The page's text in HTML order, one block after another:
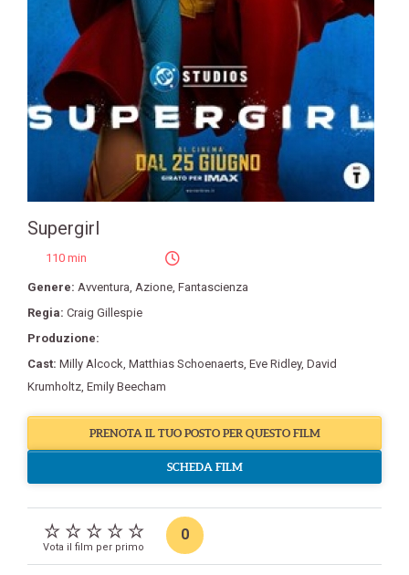
Supergirl
110 min
Genere: Avventura, Azione, Fantascienza
Regia: Craig Gillespie
Produzione:
Cast: Milly Alcock, Matthias Schoenaerts, Eve Ridley, David
Krumholtz, Emily Beecham
PRENOTA IL TUO POSTO PER QUESTO FILM
SCHEDA FILM
Vota il film per primo
0